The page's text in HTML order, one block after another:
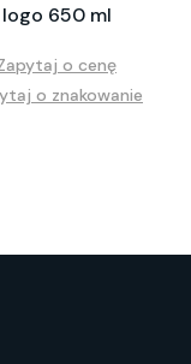
logo 650 ml
o cenę
o znakowanie